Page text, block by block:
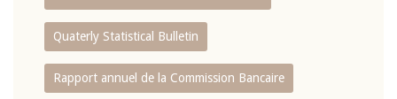
Quaterly Statistical Bulletin
Rapport annuel de la Commission Bancaire